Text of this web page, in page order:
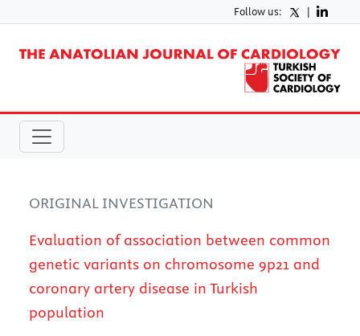
Follow us: |
ORIGINAL INVESTIGATION
Evaluation of association between common
genetic variants on chromosome 9p21 and
coronary artery disease in Turkish
population